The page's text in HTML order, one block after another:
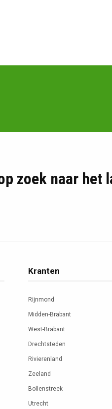
zoek naar het
Kranten
Rijnmond
Midden-Brabant
West-Brabant
Drechtsteden
Rivierenland
Zeeland
Bollenstreek
Utrecht